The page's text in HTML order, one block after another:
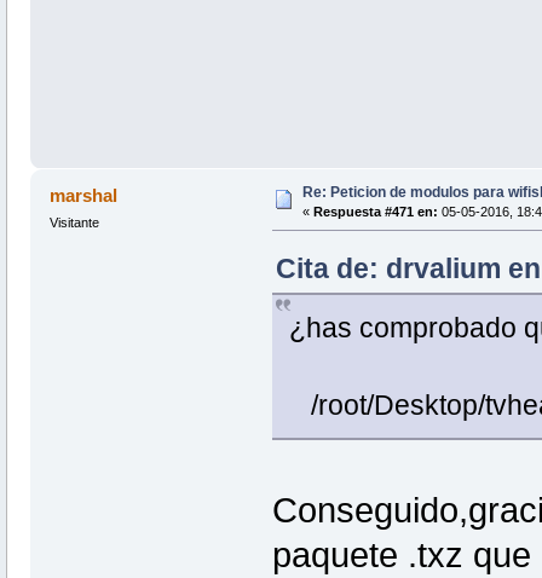
marshal
Visitante
Re: Peticion de modulos para
« Respuesta #471 en: 05-05-2016,
Cita de: drvalium
¿has comprobado
/root/Desktop/
paquete .txz